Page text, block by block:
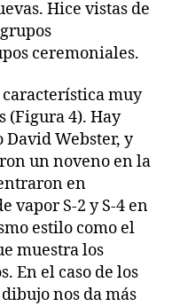
Hice vistas de
ceremoniales.
característica muy
(Figura 4). Hay
David Webster, y
un noveno en la
en
vapor S-2 y S-4 en
estilo como el
muestra los
En el caso de los
nos da más